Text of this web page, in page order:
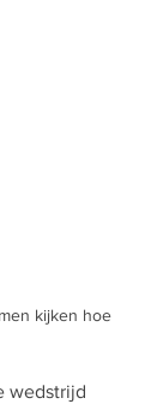
kijken hoe
wedstrijd